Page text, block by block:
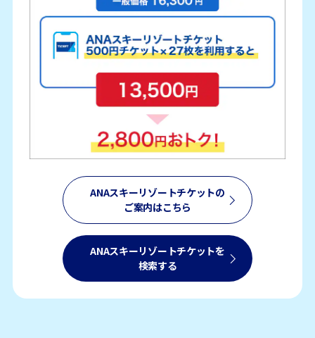
ANAスキーリゾートチケットの
ご案内はこちら
ANAスキーリゾートチケットを
検索する